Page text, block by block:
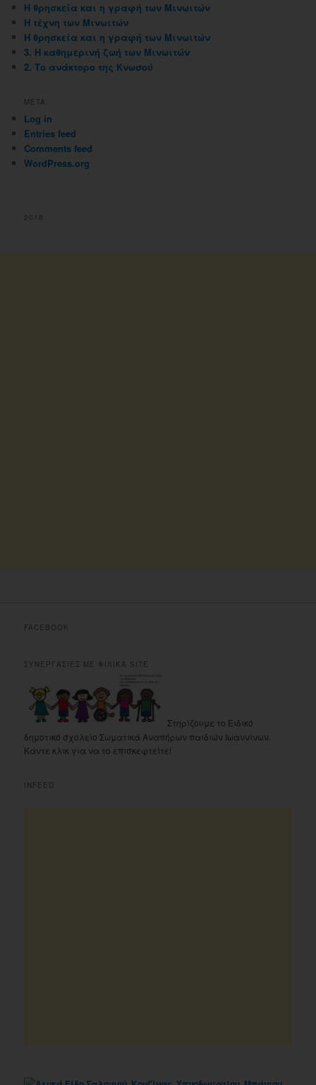
Η θρησκεία και η γραφή των Μινωιτών
Η τέχνη των Μινωιτών
Η θρησκεία και η γραφή των Μινωιτών
3. Η καθημερινή ζωή των Μινωιτών
2. Το ανάκτορο της Κνωσού
META
Log in
Entries feed
Comments feed
WordPress.org
2018
FACEBOOK
ΣΥΝΕΡΓΑΣΙΕΣ ΜΕ ΦΙΛΙΚΑ SITE
Στηρίζουμε το Ειδικό
δημοτικό σχολείο Σωματικά Αναπήρων παιδιών Ιωαννίνων.
Κάντε κλικ για να το επισκεφτείτε!
INFEED